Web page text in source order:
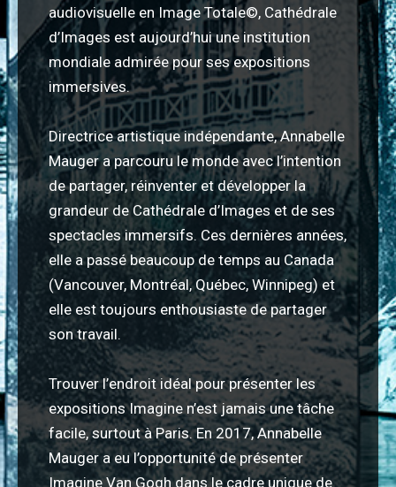
audiovisuelle en Image Totale©, Cathédrale
d’Images est aujourd’hui une institution
mondiale admirée pour ses expositions
immersives.
Directrice artistique indépendante, Annabelle
Mauger a parcouru le monde avec l’intention
de partager, réinventer et développer la
grandeur de Cathédrale d’Images et de ses
spectacles immersifs. Ces dernières années,
elle a passé beaucoup de temps au Canada
(Vancouver, Montréal, Québec, Winnipeg) et
elle est toujours enthousiaste de partager
son travail.
Trouver l’endroit idéal pour présenter les
expositions Imagine n’est jamais une tâche
facile, surtout à Paris. En 2017, Annabelle
Mauger a eu l’opportunité de présenter
Imagine Van Gogh dans le cadre unique de